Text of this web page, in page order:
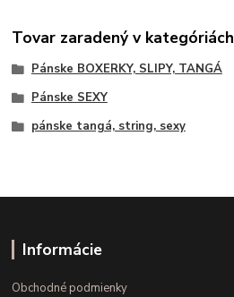
Tovar zaradený v kategóriách
Pánske BOXERKY, SLIPY, TANGÁ
Pánske SEXY
pánske tangá, string, sexy
Informácie
Obchodné podmienky